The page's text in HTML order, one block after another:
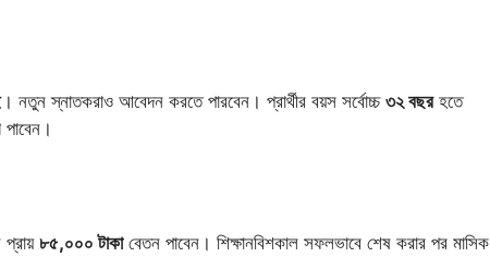
। নতুন স্নাতকরাও আবেদন করতে পারবেন। প্রার্থীর বয়স সর্বোচ্চ ৩২ বছরহতে
প্রায় ৮৫,০০০ টাকাবেতন পাবেন। শিক্ষানবিশকাল সফলভাবে শেষ করার পর মাসিক